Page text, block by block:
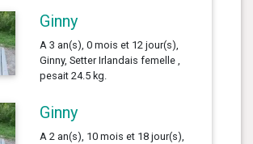
Ginny
A 3 an(s), 0 mois et 12 jour(s),
Ginny, Setter Irlandais femelle ,
pesait 24.5 kg.
Ginny
A 2 an(s), 10 mois et 18 jour(s),